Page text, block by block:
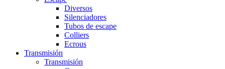
Diversos
Silenciadores
Tubos de escape
Colliers
Ecrous
Transmisión
Transmisión